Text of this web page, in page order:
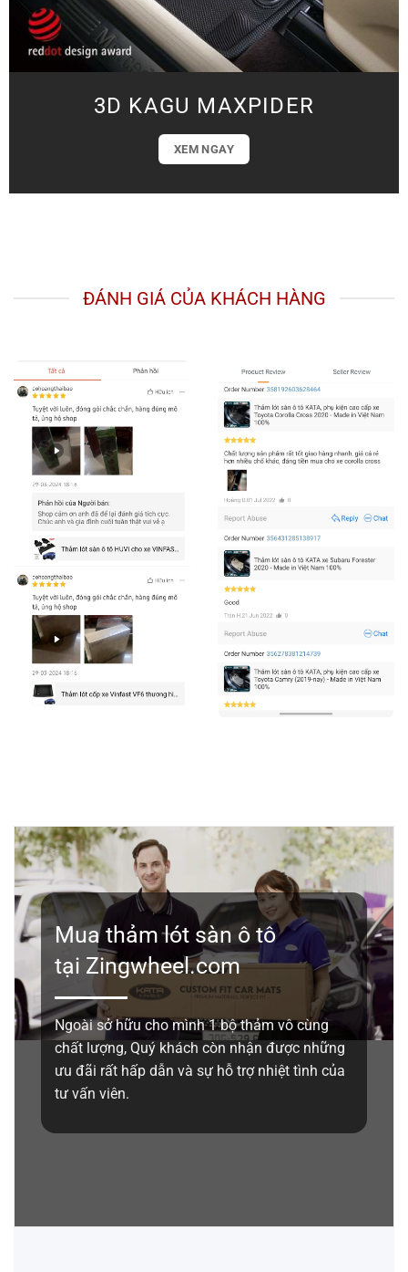
3D KAGU MAXPIDER
XEM NGAY
ĐÁNH GIÁ CỦA KHÁCH HÀNG
Mua thảm lót sàn ô tô
tại Zingwheel.com
Ngoài sở hữu cho mình 1 bộ thảm vô cùng
chất lượng, Quý khách còn nhận được những
ưu đãi rất hấp dẫn và sự hỗ trợ nhiệt tình của
tư vấn viên.